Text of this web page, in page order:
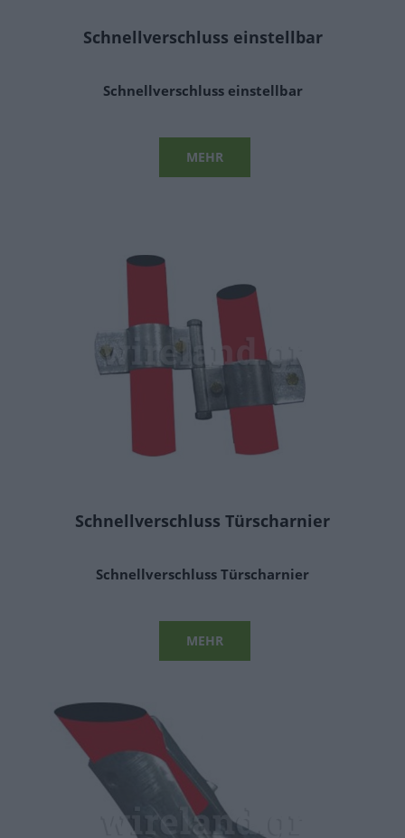
CATALOGUES
Schnellverschluss einstellbar
Schnellverschluss einstellbar
MEHR
Schnellverschluss Türscharnier
Schnellverschluss Türscharnier
MEHR